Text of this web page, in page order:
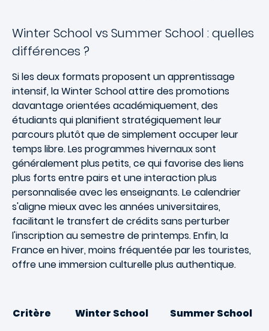
Winter School vs Summer School : quelles
différences ?
Si les deux formats proposent un apprentissage
intensif, la Winter School attire des promotions
davantage orientées académiquement, des
étudiants qui planifient stratégiquement leur
parcours plutôt que de simplement occuper leur
temps libre. Les programmes hivernaux sont
généralement plus petits, ce qui favorise des liens
plus forts entre pairs et une interaction plus
personnalisée avec les enseignants. Le calendrier
s'aligne mieux avec les années universitaires,
facilitant le transfert de crédits sans perturber
l'inscription au semestre de printemps. Enfin, la
France en hiver, moins fréquentée par les touristes,
offre une immersion culturelle plus authentique.
Critère Winter School
Summer School